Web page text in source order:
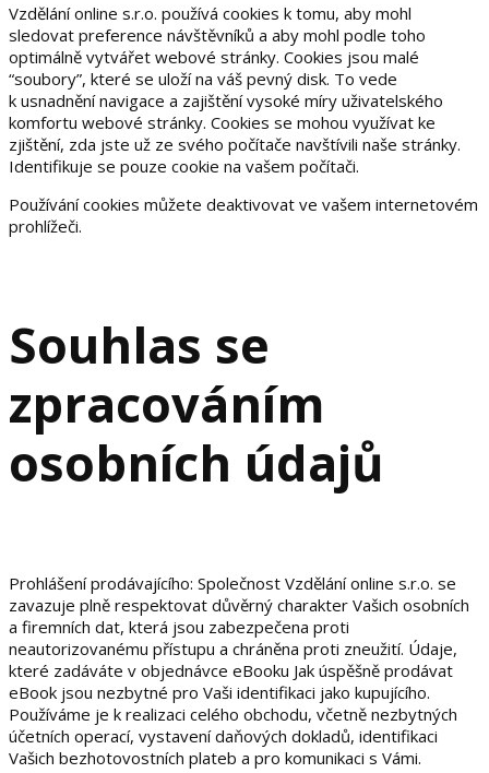
Vzdělání online s.r.o. používá cookies k tomu, aby mohl
sledovat preference návštěvníků a aby mohl podle toho
optimálně vytvářet webové stránky. Cookies jsou malé
“soubory”, které se uloží na váš pevný disk. To vede
k usnadnění navigace a zajištění vysoké míry uživatelského
komfortu webové stránky. Cookies se mohou využívat ke
zjištění, zda jste už ze svého počítače navštívili naše stránky.
Identifikuje se pouze cookie na vašem počítači.
Používání cookies můžete deaktivovat ve vašem internetovém
prohlížeči.
Souhlas se
zpracováním
osobních údajů
Prohlášení prodávajícího: Společnost Vzdělání online s.r.o. se
zavazuje plně respektovat důvěrný charakter Vašich osobních
a firemních dat, která jsou zabezpečena proti
neautorizovanému přístupu a chráněna proti zneužití. Údaje,
které zadáváte v objednávce eBooku Jak úspěšně prodávat
eBook jsou nezbytné pro Vaši identifikaci jako kupujícího.
Používáme je k realizaci celého obchodu, včetně nezbytných
účetních operací, vystavení daňových dokladů, identifikaci
Vašich bezhotovostních plateb a pro komunikaci s Vámi.